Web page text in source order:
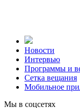
Новости
Интервью
Программы и
Сетка вещания
Мобильное
Мы в соцсетях